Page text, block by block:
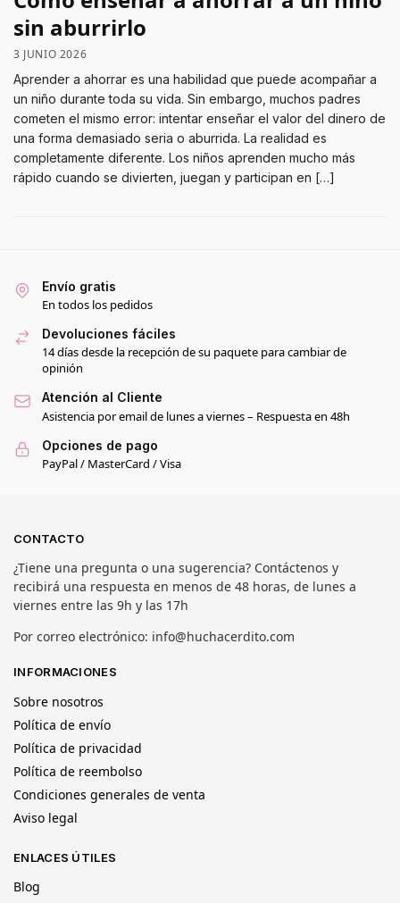
sin aburrirlo
3 JUNIO 2026
Aprender a ahorrar es una habilidad que puede acompañar a
un niño durante toda su vida. Sin embargo, muchos padres
cometen el mismo error: intentar enseñar el valor del dinero de
una forma demasiado seria o aburrida. La realidad es
completamente diferente. Los niños aprenden mucho más
rápido cuando se divierten, juegan y participan en […]
Envío gratis
En todos los pedidos
Devoluciones fáciles
14 días desde la recepción de su paquete para cambiar de
opinión
Atención al Cliente
Asistencia por email de lunes a viernes – Respuesta en 48h
Opciones de pago
PayPal / MasterCard / Visa
CONTACTO
¿Tiene una pregunta o una sugerencia? Contáctenos y
recibirá una respuesta en menos de 48 horas, de lunes a
viernes entre las 9h y las 17h
Por correo electrónico: info@huchacerdito.com
INFORMACIONES
Sobre nosotros
Política de envío
Política de privacidad
Política de reembolso
Condiciones generales de venta
Aviso legal
ENLACES ÚTILES
Blog